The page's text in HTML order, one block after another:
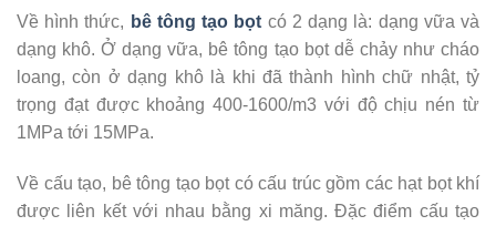
Về hình thức, bê tông tạo bọt có 2 dạng là: dạng vữa và
dạng khô. Ở dạng vữa, bê tông tạo bọt dễ chảy như cháo
loang, còn ở dạng khô là khi đã thành hình chữ nhật, tỷ
trọng đạt được khoảng 400-1600/m3 với độ chịu nén từ
1MPa tới 15MPa.
Về cấu tạo, bê tông tạo bọt có cấu trúc gồm các hạt bọt khí
được liên kết với nhau bằng xi măng. Đặc điểm cấu tạo